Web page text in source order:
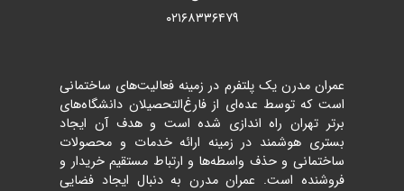
۰۲۱۶۸۳۳۶۴۷۹
عمران مدرن یک پلتفرم در زمینه فعالیت‌های ساختمانی
است که توسط عده‌ای از فارغ‌التحصیلان دانشگاه‌های
برتر تهران راه اندازی شده است و هدف آن ایجاد
بستری هوشمند در زمینه ارائه خدمات و محصولات
ساختمانی و حذف واسطه‌ها و ارتباط مستقیم خریدار و
فروشنده است. عمران مدرن به دنبال ایجاد فضایی